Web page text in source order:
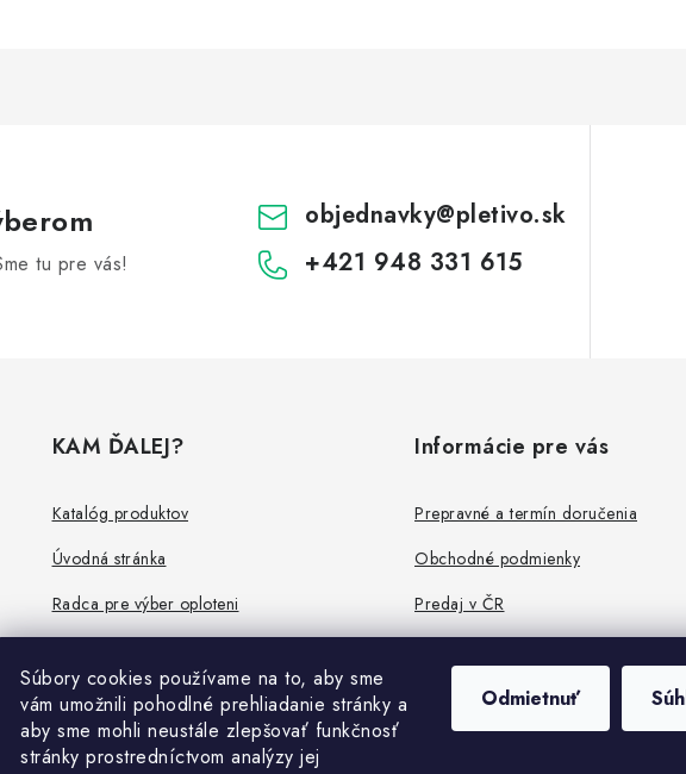
Súbory cookies používame na to, aby sme
vám umožnili pohodlné prehliadanie stránky a
aby sme mohli neustále zlepšovať funkčnosť
stránky prostredníctvom analýzy jej
Odmietnuť
tu pre vás!
objednavky@pletivo.sk
+421 948 331 615
KAM ĎALEJ?
Katalóg produktov
Úvodná stránka
Radca pre výber oploteni
Informácie pre vás
Prepravné a termín doručenia
Obchodné podmienky
Predaj v ČR
Všetko o súboroch cookies